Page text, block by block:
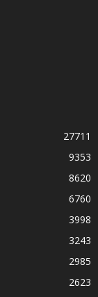
27711
9353
8620
6760
3998
3243
2985
2623